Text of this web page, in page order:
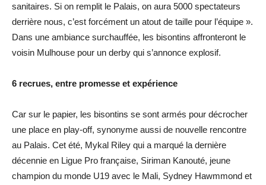
sanitaires. Si on remplit le Palais, on aura 5000 spectateurs
derrière nous, c’est forcément un atout de taille pour l’équipe ».
Dans une ambiance surchauffée, les bisontins affronteront le
voisin Mulhouse pour un derby qui s’annonce explosif.
6 recrues, entre promesse et expérience
Car sur le papier, les bisontins se sont armés pour décrocher
une place en play-off, synonyme aussi de nouvelle rencontre
au Palais. Cet été, Mykal Riley qui a marqué la dernière
décennie en Ligue Pro française, Siriman Kanouté, jeune
champion du monde U19 avec le Mali, Sydney Hawmmond et